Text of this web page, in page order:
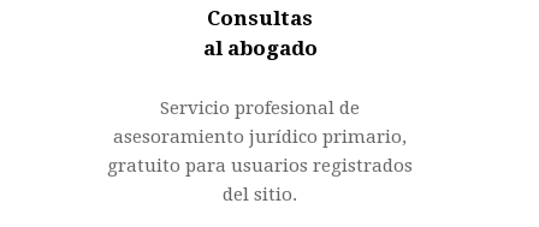
Consultas
al abogado
Servicio profesional de
asesoramiento jurídico primario,
gratuito para usuarios registrados
del sitio.